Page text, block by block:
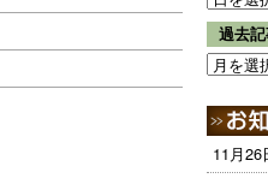
過去記
11月26